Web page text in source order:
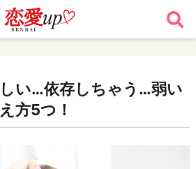
い…依存しちゃう…弱い
方5つ！